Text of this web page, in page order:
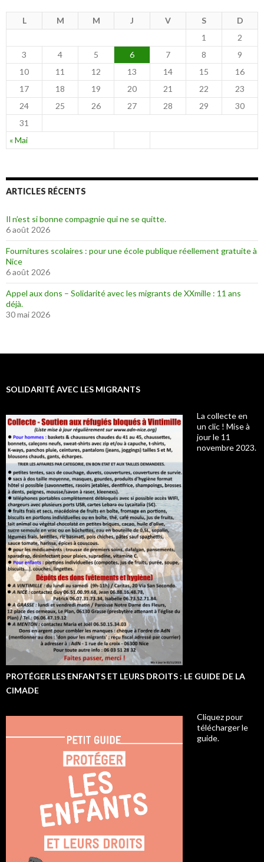
L M M J V S D
« Mai
1
2
3
4 5 6 7 8
9
10
11 12 13 14 15
16
17
18 19 20 21 22
23
24
25 26 27 28 29
30
31
ARTICLES RÉCENTS
Il n’est si bonne compagnie qui ne se quitte.
6 août 2026
Fournitures scolaires : pour une école publique réellement gratuite à
Nice
6 août 2026
Appel aux dons – Solidarité avec les migrants de XXmille : 11 ans
déjà.
30 mai 2026
SOLIDARITÉ AVEC LES MIGRANTS
La collecte en
un clic ! Mise à
jour le 11
novembre 2023.
PROTÉGER LES ENFANTS ET LEURS DROITS : LE GUIDE DE LA
CIMADE
Cliquez pour
télécharger le
guide.